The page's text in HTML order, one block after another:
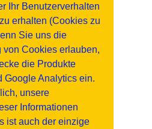
Ihr Benutzerverhalten
erhalten (Cookies zu
Sie uns die
Cookies erlauben,
die Produkte
Google Analytics ein.
unsere
Informationen
ist auch der einzige